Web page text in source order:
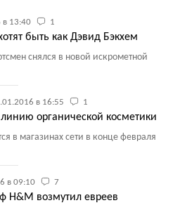
в 13:40 1
быть как Дэвид Бэкхем
снялся в новой искрометной
в 16:55 1
линию органической косметики
в магазинах сети в конце февраля
в 09:10 7
H&M возмутил евреев